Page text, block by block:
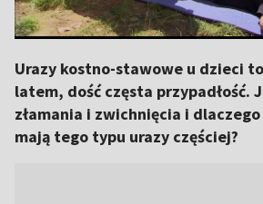
Urazy kostno-stawowe u dzieci
latem, dość częsta przypadłość.
złamania i zwichnięcia i
mają tego typu urazy częściej?